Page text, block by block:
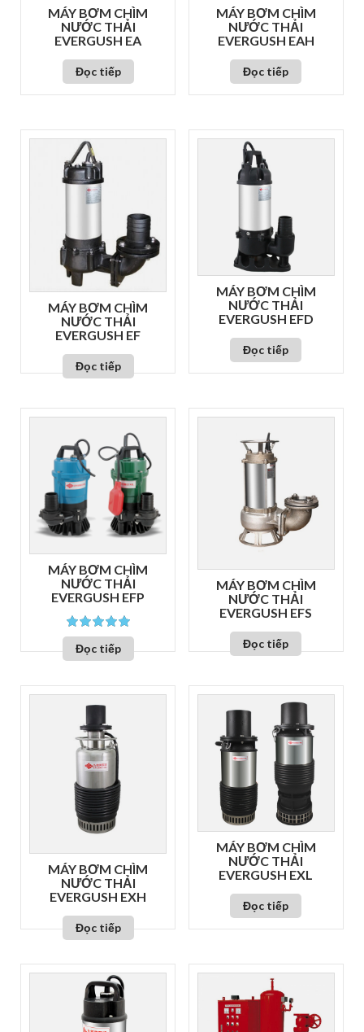
MÁY BƠM CHÌM
NƯỚC THẢI
EVERGUSH EA
Đọc tiếp
MÁY BƠM CHÌM
NƯỚC THẢI
EVERGUSH EAH
Đọc tiếp
MÁY BƠM CHÌM
NƯỚC THẢI
EVERGUSH EF
Đọc tiếp
MÁY BƠM CHÌM
NƯỚC THẢI
EVERGUSH EFD
Đọc tiếp
MÁY BƠM CHÌM
NƯỚC THẢI
EVERGUSH EFP
trên 5
Đọc tiếp
MÁY BƠM CHÌM
NƯỚC THẢI
EVERGUSH EFS
Đọc tiếp
MÁY BƠM CHÌM
NƯỚC THẢI
EVERGUSH EXH
Đọc tiếp
MÁY BƠM CHÌM
NƯỚC THẢI
EVERGUSH EXL
Đọc tiếp